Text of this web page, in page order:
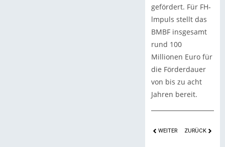
gefördert. Für FH-
lmpuls stellt das
BMBF insgesamt
rund 100
Millionen Euro für
die Förderdauer
von bis zu acht
Jahren bereit.
WEITER ZURÜCK